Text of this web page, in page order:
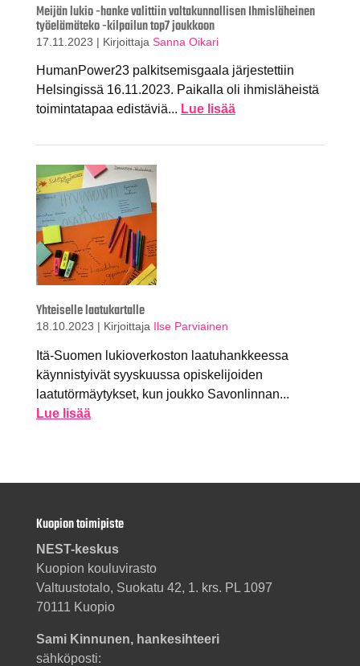
Meijän lukio -hanke valittiin valtakunnallisen Ihmisläheinen
työelämäteko -kilpailun top7 joukkoon
17.11.2023 | Kirjoittaja Sanna Oikari
HumanPower23 palkitsemisgaala järjestettiin
Helsingissä 16.11.2023. Paikalla oli ihmisläheistä
toimintatapaa edistäviä... Lue lisää
Yhteiselle laatukartalle
18.10.2023 | Kirjoittaja Ilse Parviainen
Itä-Suomen lukioverkoston laatuhankkeessa
käynnistyivät syyskuussa opiskelijoiden
laatutörmäytykset, kun joukko Savonlinnan...
Lue lisää
Kuopion toimipiste
NEST-keskus
Kuopion kouluvirasto
Valtuustotalo, Suokatu 42, 1. krs. PL 1097
70111 Kuopio
Sami Kinnunen, hankesihteeri
sähköposti: